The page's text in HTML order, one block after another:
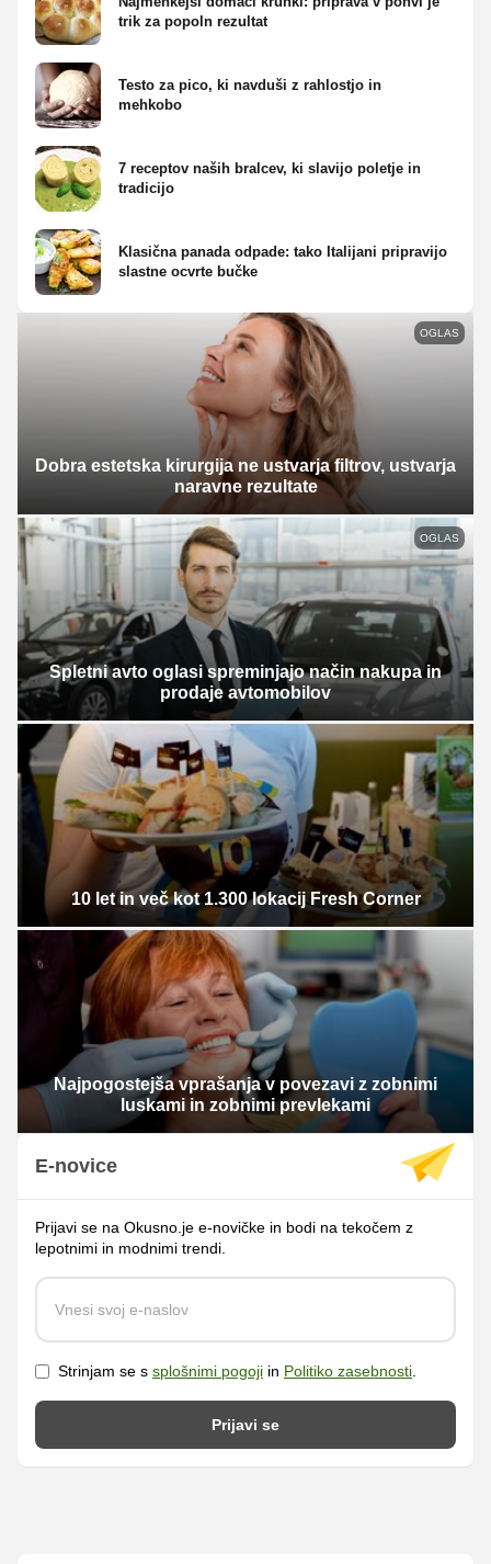
trik za popoln rezultat
Testo za pico, ki navduši z rahlostjo in
mehkobo
7 receptov naših bralcev, ki slavijo poletje in
tradicijo
Klasična panada odpade: tako Italijani pripravijo
slastne ocvrte bučke
OGLAS
Dobra estetska kirurgija ne ustvarja filtrov, ustvarja
naravne rezultate
OGLAS
Spletni avto oglasi spreminjajo način nakupa in
prodaje avtomobilov
10 let in več kot 1.300 lokacij Fresh Corner
Najpogostejša vprašanja v povezavi z zobnimi
luskami in zobnimi prevlekami
E-novice
Prijavi se na Okusno.je e-novičke in bodi na tekočem z
lepotnimi in modnimi trendi.
Strinjam se s splošnimi pogoji in Politiko zasebnosti
Prijavi se